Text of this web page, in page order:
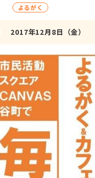
よるがく
2017年12月8日（金）